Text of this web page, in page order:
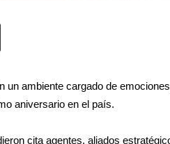
un ambiente cargado de
aniversario en el país.
cita agentes, aliados